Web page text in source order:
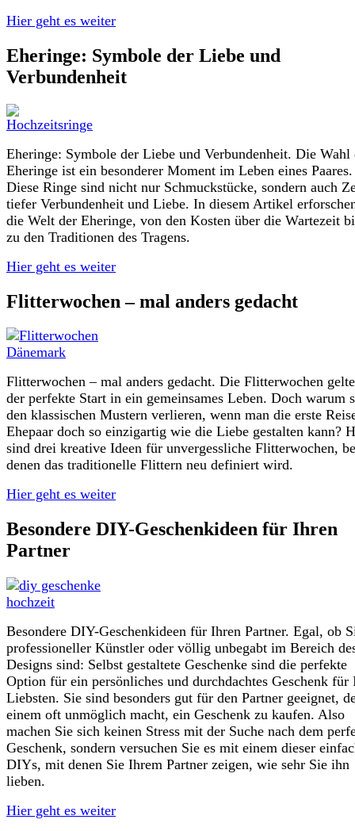
Hier geht es weiter
Eheringe: Symbole der Liebe und
Verbundenheit
Eheringe: Symbole der Liebe und Verbundenheit. Die Wahl
Eheringe ist ein besonderer Moment im Leben eines Paares.
Diese Ringe sind nicht nur Schmuckstücke, sondern auch
tiefer Verbundenheit und Liebe. In diesem Artikel
die Welt der Eheringe, von den Kosten über die Wartezeit
zu den Traditionen des Tragens.
Hier geht es weiter
Flitterwochen – mal anders gedacht
Flitterwochen – mal anders gedacht. Die Flitterwochen
der perfekte Start in ein gemeinsames Leben. Doch warum
den klassischen Mustern verlieren, wenn man die erste
Ehepaar doch so einzigartig wie die Liebe gestalten kann?
sind drei kreative Ideen für unvergessliche Flitterwochen,
denen das traditionelle Flittern neu definiert wird.
Hier geht es weiter
Besondere DIY-Geschenkideen für Ihren
Partner
Besondere DIY-Geschenkideen für Ihren Partner. Egal, ob
professioneller Künstler oder völlig unbegabt im Bereich
Designs sind: Selbst gestaltete Geschenke sind die perfekte
Option für ein persönliches und durchdachtes Geschenk für
Liebsten. Sie sind besonders gut für den Partner geeignet,
einem oft unmöglich macht, ein Geschenk zu kaufen. Also
machen Sie sich keinen Stress mit der Suche nach dem
Geschenk, sondern versuchen Sie es mit einem dieser
DIYs, mit denen Sie Ihrem Partner zeigen, wie sehr Sie ihn
lieben.
Hier geht es weiter